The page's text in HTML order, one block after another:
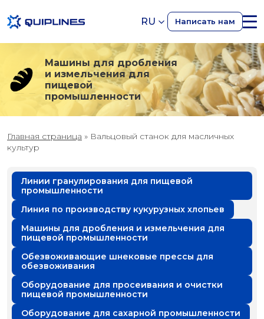
RU Написать нам
Машины для дробления
и измельчения для
пищевой
промышленности
Главная страница » Вальцовый станок для масличных
культур
Линии гранулирования для пищевой
промышленности
Линия по производству кукурузных хлопьев
Машины для дробления и измельчения для
пищевой промышленности
Обезвоживающие шнековые прессы для
обезвоживания
Оборудование для просеивания и очистки
пищевой промышленности
Оборудование для сахарной промышленности